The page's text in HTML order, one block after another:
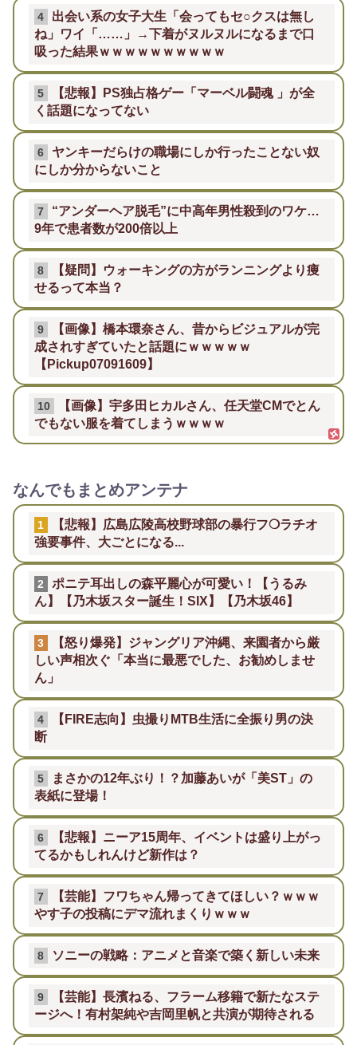
4
出会い系の女子大生「会ってもセ○クスは無し
ね」ワイ「……」→下着がヌルヌルになるまで口
吸った結果ｗｗｗｗｗｗｗｗｗｗ
5
【悲報】PS独占格ゲー「マーベル闘魂 」が全
く話題になってない
6
ヤンキーだらけの職場にしか行ったことない奴
にしか分からないこと
7
“アンダーヘア脱毛”に中高年男性殺到のワケ…
9年で患者数が200倍以上
8
【疑問】ウォーキングの方がランニングより痩
せるって本当？
9
【画像】橋本環奈さん、昔からビジュアルが完
成されすぎていたと話題にｗｗｗｗｗ
【Pickup07091609】
10
【画像】宇多田ヒカルさん、任天堂CMでとん
でもない服を着てしまうｗｗｗｗ
なんでもまとめアンテナ
1
【悲報】広島広陵高校野球部の暴行フ❍ラチオ
強要事件、大ごとになる...
2
ポニテ耳出しの森平麗心が可愛い！【うるみ
ん】【乃木坂スター誕生！SIX】【乃木坂46】
3
【怒り爆発】ジャングリア沖縄、来園者から厳
しい声相次ぐ「本当に最悪でした、お勧めしませ
ん」
4
【FIRE志向】虫撮りMTB生活に全振り男の決
断
5
まさかの12年ぶり！？加藤あいが「美ST」の
表紙に登場！
6
【悲報】ニーア15周年、イベントは盛り上がっ
てるかもしれんけど新作は？
7
【芸能】フワちゃん帰ってきてほしい？ｗｗｗ
やす子の投稿にデマ流れまくりｗｗｗ
8 ソニーの戦略：アニメと音楽で築く新しい未来
9
【芸能】長濱ねる、フラーム移籍で新たなステ
ージへ！有村架純や吉岡里帆と共演が期待される